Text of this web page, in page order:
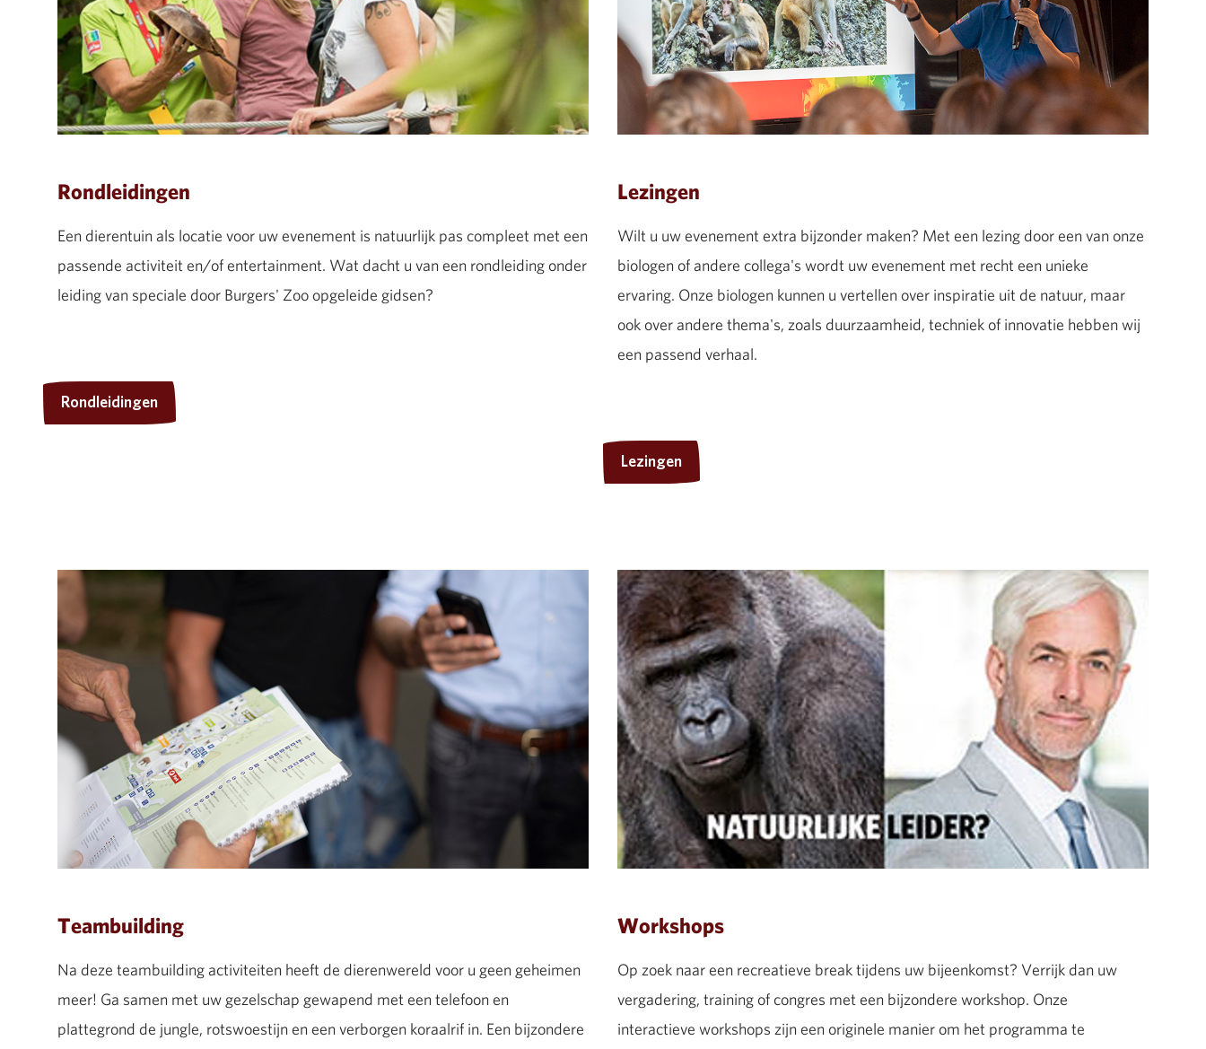
Rondleidingen
Een dierentuin als locatie voor uw evenement is natuurlijk pas compleet met een
passende activiteit en/of entertainment. Wat dacht u van een rondleiding onder
leiding van speciale door Burgers' Zoo opgeleide gidsen?
Rondleidingen
Lezingen
Wilt u uw evenement extra bijzonder maken? Met een lezing door een van onze
biologen of andere collega's wordt uw evenement met recht een unieke
ervaring. Onze biologen kunnen u vertellen over inspiratie uit de natuur, maar
ook over andere thema's, zoals duurzaamheid, techniek of innovatie hebben wij
een passend verhaal.
Lezingen
Teambuilding
Na deze teambuilding activiteiten heeft de dierenwereld voor u geen geheimen
meer! Ga samen met uw gezelschap gewapend met een telefoon en
plattegrond de jungle, rotswoestijn en een verborgen koraalrif in. Een bijzondere
Workshops
Op zoek naar een recreatieve break tijdens uw bijeenkomst? Verrijk dan uw
vergadering, training of congres met een bijzondere workshop. Onze
interactieve workshops zijn een originele manier om het programma te